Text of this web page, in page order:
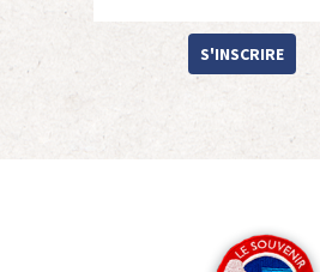
S'INSCRIRE